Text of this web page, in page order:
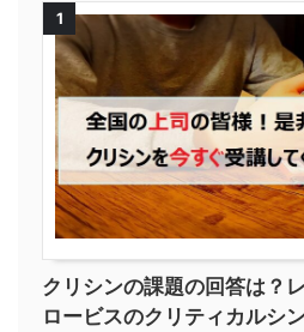
1
クリシンの課題の回答は？
ロービスのクリティカルシ